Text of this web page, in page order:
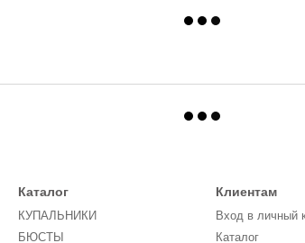
Каталог
КУПАЛЬНИКИ
БЮСТЫ
Клиентам
Вход в личный
Каталог